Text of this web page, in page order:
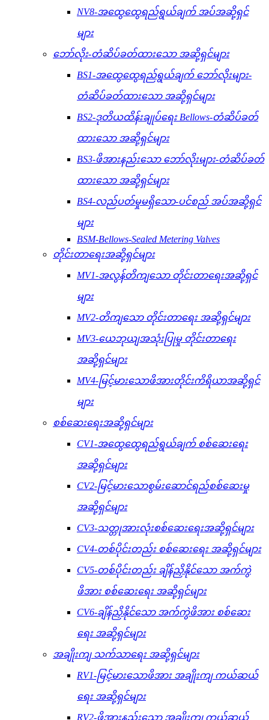
NV8-အထွေထွေရည်ရွယ်ချက် အပ်အဆို့ရှင်
များ
ဘော်လိုး-တံဆိပ်ခတ်ထားသော အဆို့ရှင်များ
BS1-အထွေထွေရည်ရွယ်ချက် ဘော်လိုးများ-
တံဆိပ်ခတ်ထားသော အဆို့ရှင်များ
BS2-ဒုတိယထိန်းချုပ်ရေး Bellows-တံဆိပ်ခတ်
ထားသော အဆို့ရှင်များ
BS3-ဖိအားနည်းသော ဘော်လိုးများ-တံဆိပ်ခတ်
ထားသော အဆို့ရှင်များ
BS4-လည်ပတ်မှုမရှိသော-ပင်စည် အပ်အဆို့ရှင်
များ
BSM-Bellows-Sealed Metering Valves
တိုင်းတာရေးအဆို့ရှင်များ
MV1-အလွန်တိကျသော တိုင်းတာရေးအဆို့ရှင်
များ
MV2-တိကျသော တိုင်းတာရေး အဆို့ရှင်များ
MV3-ယေဘုယျအသုံးပြုမှု တိုင်းတာရေး
အဆို့ရှင်များ
MV4-မြင့်မားသောဖိအားတိုင်းကိရိယာအဆို့ရှင်
များ
စစ်ဆေးရေးအဆို့ရှင်များ
CV1-အထွေထွေရည်ရွယ်ချက် စစ်ဆေးရေး
အဆို့ရှင်များ
CV2-မြင့်မားသောစွမ်းဆောင်ရည်စစ်ဆေးမှု
အဆို့ရှင်များ
CV3-သတ္တုအားလုံးစစ်ဆေးရေးအဆို့ရှင်များ
CV4-တစ်ပိုင်းတည်း စစ်ဆေးရေး အဆို့ရှင်များ
CV5-တစ်ပိုင်းတည်း ချိန်ညှိနိုင်သော အက်ကွဲ
ဖိအား စစ်ဆေးရေး အဆို့ရှင်များ
CV6-ချိန်ညှိနိုင်သော အက်ကွဲဖိအား စစ်ဆေး
ရေး အဆို့ရှင်များ
အချိုးကျ သက်သာရေး အဆို့ရှင်များ
RV1-မြင့်မားသောဖိအား အချိုးကျ ကယ်ဆယ်
ရေး အဆို့ရှင်များ
RV2-ဖိအားနည်းသော အချိုးကျ ကယ်ဆယ်